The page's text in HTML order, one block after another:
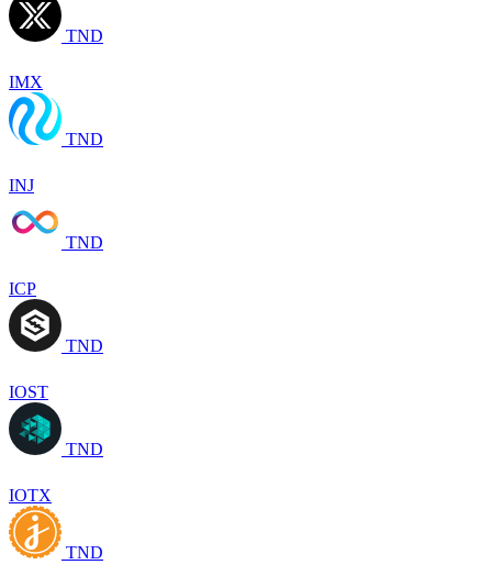
TND
IMX
TND
INJ
TND
ICP
TND
IOST
TND
IOTX
TND